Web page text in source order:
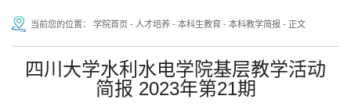
当前您的位置： 学院首页 - 人才培养 - 本科生教育 - 本科教学简报 - 正文
四川大学水利水电学院基层教学活动
简报 2023年第21期